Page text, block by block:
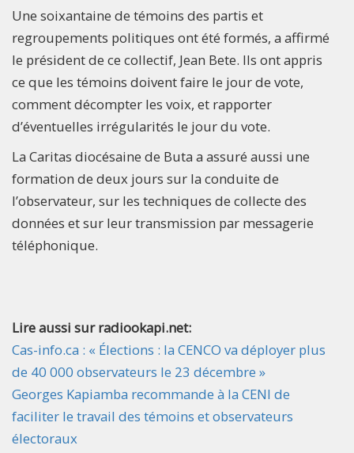
Une soixantaine de témoins des partis et
regroupements politiques ont été formés, a affirmé
le président de ce collectif, Jean Bete. Ils ont appris
ce que les témoins doivent faire le jour de vote,
comment décompter les voix, et rapporter
d’éventuelles irrégularités le jour du vote.
La Caritas diocésaine de Buta a assuré aussi une
formation de deux jours sur la conduite de
l’observateur, sur les techniques de collecte des
données et sur leur transmission par messagerie
téléphonique.
Lire aussi sur radiookapi.net:
Cas-info.ca : « Élections : la CENCO va déployer plus
de 40 000 observateurs le 23 décembre »
Georges Kapiamba recommande à la CENI de
faciliter le travail des témoins et observateurs
électoraux